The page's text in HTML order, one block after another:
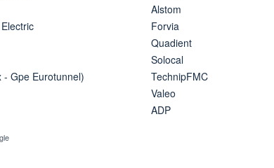
- Gpe Eurotunnel)
Alstom
Forvia
Quadient
Solocal
TechnipFMC
Valeo
ADP